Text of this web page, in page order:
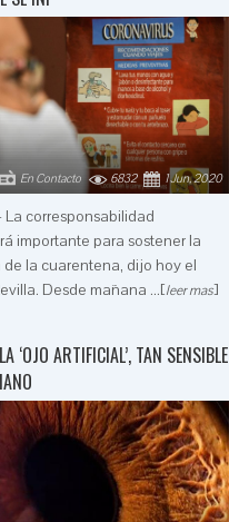
1 Jun, 2020
6832
En Contacto
La corresponsabilidad
importante para sostener la
la cuarentena, dijo hoy el
Desde mañana ...[leer mas]
‘OJO ARTIFICIAL’, TAN SENSIBLE